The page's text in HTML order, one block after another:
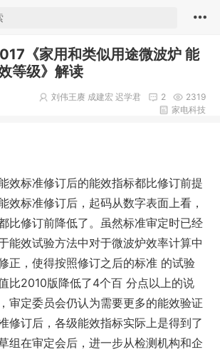
《家用和类似用途微波炉 能
等级》解读
2319
2
刘伟王赓 成建宏 迟学君
家电科技
效标准修订后的能效指标都比修订前提
效标准修订后，起码从数字表面上看，
比修订前降低了。虽然标准审定时已经
能效试验方法中对于微波炉效率计算中
正，使得按照修订之后的标准 的试验
比2010版降低了4个百 分点以上的说
审定委员会仍认为需要更多的能效验证
修订后，各级能效指标实际上是得到了
组在审定会后，进一步从检测机构和企